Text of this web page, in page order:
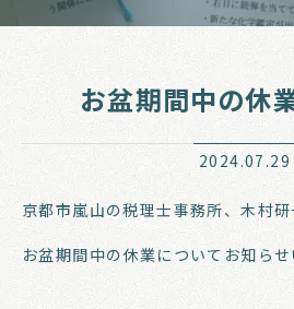
お盆期間中の休
2024.07.29
京都市嵐山の税理士事務所、木村
お盆期間中の休業についてお知らせ